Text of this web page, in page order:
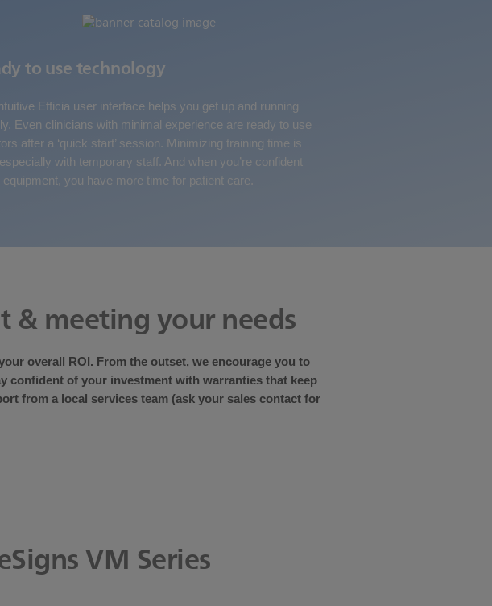
to use technology
Efficia user interface helps you get up and running
Even clinicians with minimal experience are ready to use
after a ‘quick start’ session. Minimizing training time is
with temporary staff. And when you’re confident
equipment, you have more time for patient care.
meeting your needs
overall ROI. From the outset, we encourage you to
confident of your investment with warranties that keep
from a local services team (ask your sales contact for
VM Series